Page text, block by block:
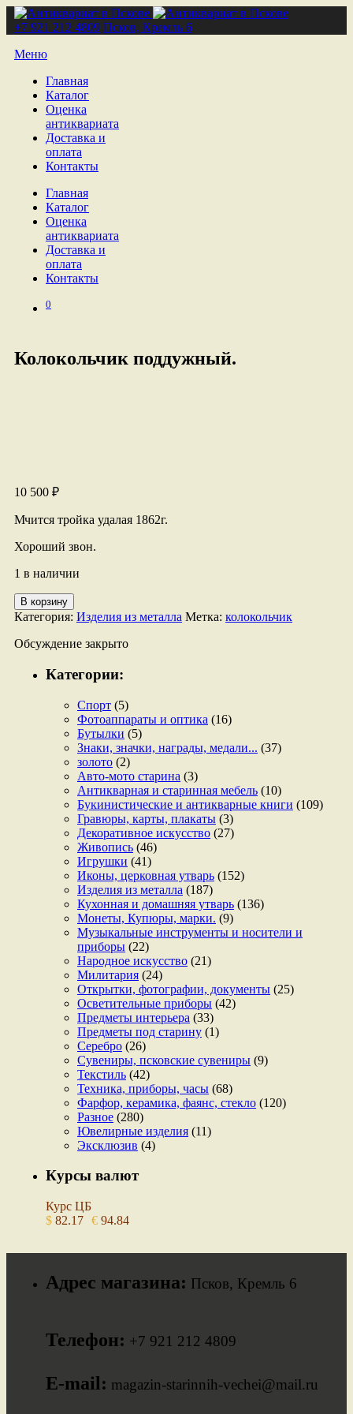
+7 921 212 4809 Псков, Кремль 6
Меню
Главная
Каталог
Оценка
антиквариата
Доставка и
оплата
Контакты
Главная
Каталог
Оценка
антиквариата
Доставка и
оплата
Контакты
0
Колокольчик поддужный.
10 500 ₽
Мчится тройка удалая 1862г.
Хороший звон.
1 в наличии
Количество
товара
Колокольчик
поддужный.
В корзину
Категория: Изделия из металла Метка: колокольчик
Обсуждение закрыто
Категории:
Спорт (5)
Фотоаппараты и оптика (16)
Бутылки (5)
Знаки, значки, награды, медали... (37)
золото (2)
Авто-мото старина (3)
Антикварная и старинная мебель (10)
Букинистические и антикварные книги (109)
Гравюры, карты, плакаты (3)
Декоративное искусство (27)
Живопись (46)
Игрушки (41)
Иконы, церковная утварь (152)
Изделия из металла (187)
Кухонная и домашняя утварь (136)
Монеты, Купюры, марки. (9)
Музыкальные инструменты и носители и
приборы (22)
Народное искусство (21)
Милитария (24)
Открытки, фотографии, документы (25)
Осветительные приборы (42)
Предметы интерьера (33)
Предметы под старину (1)
Серебро (26)
Сувениры, псковские сувениры (9)
Текстиль (42)
Техника, приборы, часы (68)
Фарфор, керамика, фаянс, стекло (120)
Разное (280)
Ювелирные изделия (11)
Эксклюзив (4)
Курсы валют
Курс ЦБ
$ 82.17 € 94.84
Адрес магазина: Псков, Кремль 6
Телефон: +7 921 212 4809
E-mail: magazin-starinnih-vechei@mail.ru